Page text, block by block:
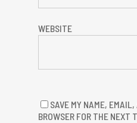
WEBSITE
SAVE MY NAME,
BROWSER FOR THE NEXT